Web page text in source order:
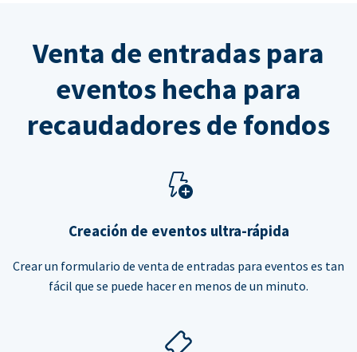
Venta de entradas para
eventos hecha para
recaudadores de fondos
Creación de eventos ultra-rápida
Crear un formulario de venta de entradas para eventos es tan
fácil que se puede hacer en menos de un minuto.